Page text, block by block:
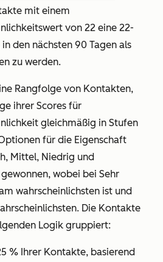
mit einem
von 22 eine 22-
den nächsten 90 Tagen als
zu werden.
Rangfolge von Kontakten,
ihrer Scores für
gleichmäßig in Stufen
für die Eigenschaft
, Mittel, Niedrig und
, wobei bei Sehr
wahrscheinlichsten ist und
Die Kontakte
Logik gruppiert:
% Ihrer Kontakte, basierend